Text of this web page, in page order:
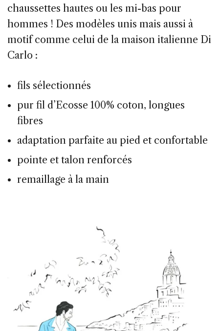
chaussettes hautes ou les mi-bas pour
hommes ! Des modèles unis mais aussi à
motif comme celui de la maison italienne Di
Carlo :
fils sélectionnés
pur fil d’Ecosse 100% coton, longues
fibres
adaptation parfaite au pied et confortable
pointe et talon renforcés
remaillage à la main